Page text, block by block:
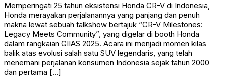
Memperingati 25 tahun eksistensi Honda CR-V di Indonesia,
Honda merayakan perjalanannya yang panjang dan penuh
makna lewat sebuah talkshow bertajuk “CR-V Milestones:
Legacy Meets Community”, yang digelar di booth Honda
dalam rangkaian GIIAS 2025. Acara ini menjadi momen kilas
balik atas evolusi salah satu SUV legendaris, yang telah
menemani perjalanan konsumen Indonesia sejak tahun 2000
dan pertama […]